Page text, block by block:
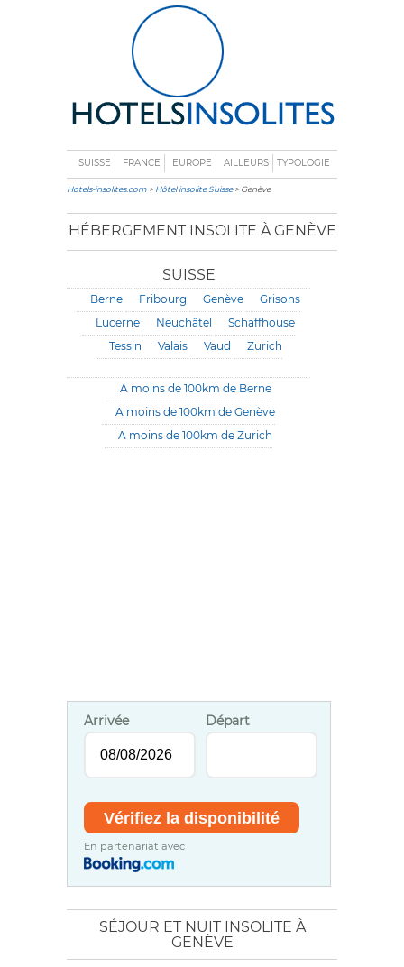
SUISSE FRANCE EUROPE AILLEURS TYPOLOGIE
Hotels-insolites.com >Hôtel insolite Suisse> Genève
HÉBERGEMENT INSOLITE À GENÈVE
SUISSE
Berne Fribourg Genève
Grisons
Lucerne
Neuchâtel
Schaffhouse
Tessin
Valais Vaud Zurich
A moins de 100km de Berne
A moins de 100km de Genève
A moins de 100km de Zurich
Arrivée Départ
En partenariat avec
SÉJOUR ET NUIT INSOLITE À
GENÈVE